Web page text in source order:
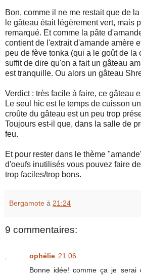
Bon, comme il ne me restait que de
le gâteau était légèrement vert, mais
remarqué. Et comme la pâte
contient de l'extrait d'amande amère
peu de fève tonka (qui a le goût de la
suffit de dire qu'on a fait un gâteau
est tranquille. Ou alors un gâteau
Verdict : très facile à faire, ce gâteau
Le seul hic est le temps de cuisson
croûte du gâteau est un peu trop
Toujours est-il que, dans la salle de
feu.
Et pour rester dans le thème
d'oeufs inutilisés vous pouvez faire
trop faciles/trop bons.
Bergamote à 21:24
9 commentaires:
ophélie 21:06
Bonne idée! comme ça je serai